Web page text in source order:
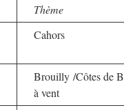
Thème
Cahors
Brouilly /Côtes de
à vent